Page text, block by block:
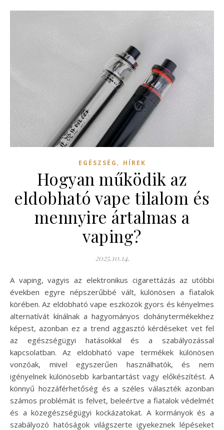
EGÉSZSÉG , HÍREK
Hogyan működik az
eldobható vape tilalom és
mennyire ártalmas a
vaping?
2025.10.14.
A vaping, vagyis az elektronikus cigarettázás az utóbbi
években egyre népszerűbbé vált, különösen a fiatalok
körében. Az eldobható vape eszközök gyors és kényelmes
alternatívát kínálnak a hagyományos dohánytermékekhez
képest, azonban ez a trend aggasztó kérdéseket vet fel
az egészségügyi hatásokkal és a szabályozással
kapcsolatban. Az eldobható vape termékek különösen
vonzóak, mivel egyszerűen használhatók, és nem
igényelnek különösebb karbantartást vagy előkészítést. A
könnyű hozzáférhetőség és a széles választék azonban
számos problémát is felvet, beleértve a fiatalok védelmét
és a közegészségügyi kockázatokat. A kormányok és a
szabályozó hatóságok világszerte igyekeznek lépéseket